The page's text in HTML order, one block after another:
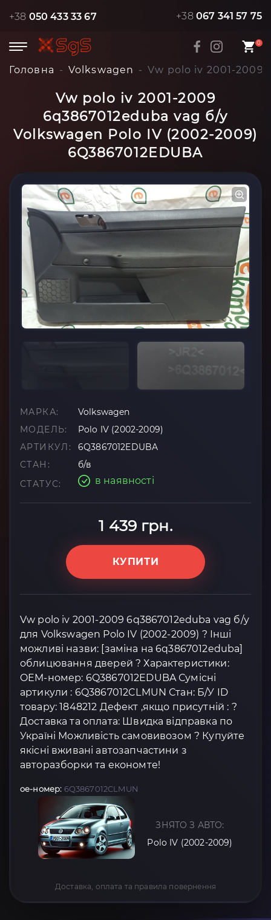
+38 050 433 33 67 +38 067 341 57 75
0
Головна Volkswagen Vw polo iv 2001-2009
Vw polo iv 2001-2009
6q3867012eduba vag б/у
Volkswagen Polo IV (2002-2009)
6Q3867012EDUBA
МАРКА:
Volkswagen
МОДЕЛЬ:
Polo IV (2002-2009)
АРТИКУЛ:
6Q3867012EDUBA
СТАН:
б/в
СТАТУС:
в наявності
1 439 грн.
КУПИТИ
Vw polo iv 2001-2009 6q3867012eduba vag б/у
для Volkswagen Polo IV (2002-2009) ? Інші
можливі назви: [заміна на 6q3867012eduba]
облицювання дверей ? Характеристики:
OEM-номер: 6Q3867012EDUBA Сумісні
артикули : 6Q3867012CLMUN Стан: Б/У ID
товару: 1848212 Дефект ,якщо присутній : ?
Доставка та оплата: Швидка відправка по
Україні Можливість самовивозом ? Купуйте
якісні вживані автозапчастини з
авторазборки та економте!
oe-номер: 6Q3867012CLMUN
ЗНЯТО З АВТО:
Polo IV (2002-2009)
Доставка, оплата та правила повернення